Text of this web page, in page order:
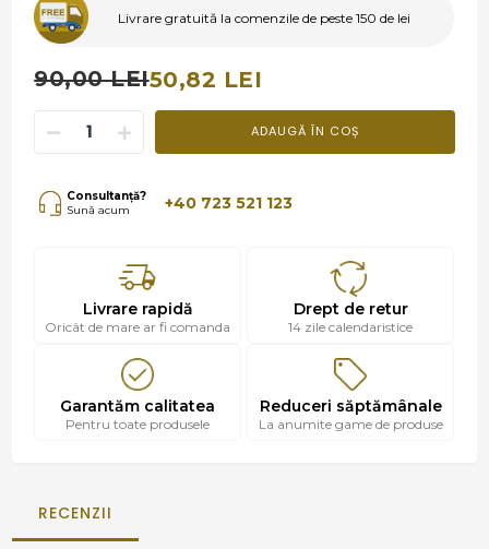
Livrare gratuită la comenzile de peste 150 de lei
90,00 LEI50,82 LEI
ADAUGĂ ÎN COȘ
Consultanță?
Sună acum
+40 723 521 123
Livrare rapidă
Oricât de mare ar fi comanda
Drept de retur
14 zile calendaristice
Garantăm calitatea
Pentru toate produsele
Reduceri săptămânale
La anumite game de produse
RECENZII